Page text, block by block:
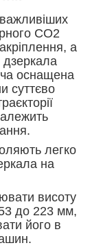
СО2
а
оснащена
суттєво
.
легко
на
висоту
до 223 мм,
його в